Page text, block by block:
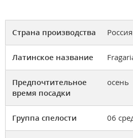
Страна производства Россия
Латинское название
Предпочтительное
время посадки
осень
Группа спелости 06